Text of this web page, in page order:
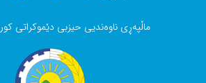
ماڵپەڕی ناوەندیی حیزبی دێموکراتی